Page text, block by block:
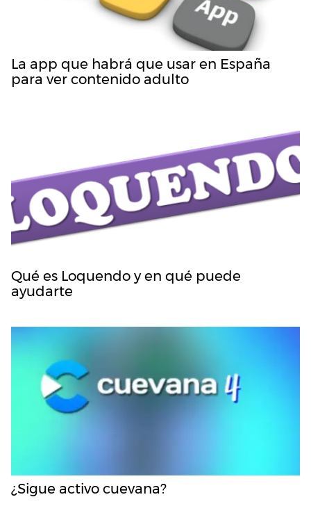
La app que habrá que usar en España
para ver contenido adulto
Qué es Loquendo y en qué puede
ayudarte
¿Sigue activo cuevana?